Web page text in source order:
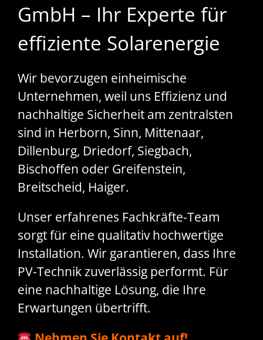
GmbH – Ihr Experte für
effiziente Solarenergie
Wir bevorzugen einheimische
Unternehmen, weil uns Effizienz und
nachhaltige Sicherheit am zentralsten
sind in Herborn, Sinn, Mittenaar,
Dillenburg, Driedorf, Siegbach,
Bischoffen oder Greifenstein,
Breitscheid, Haiger.
Unser erfahrenes Fachkräfte-Team
sorgt für eine qualitativ hochwertige
Installation. Wir garantieren, dass Ihre
PV-Technik zuverlässig performt. Für
eine nachhaltige Lösung, die Ihre
Erwartungen übertrifft.